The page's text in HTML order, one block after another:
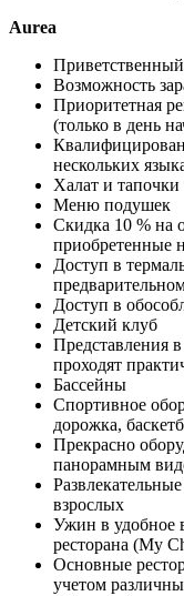
Aurea
Возможность
Приоритетная
(только в день
нескольких
Халат и
Меню подушек
Скидка 10 % на
приобретенные
Доступ в
Доступ в
Детский клуб
Представления
проходят
Бассейны
Спортивное
дорожка,
Прекрасно
панорамным
взрослых
Ужин в удобное
ресторана (My
Основные
учетом